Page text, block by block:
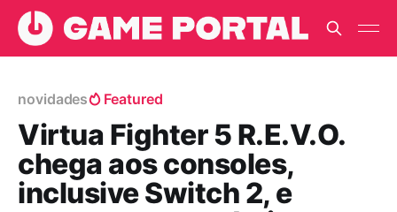
novidades Featured
Virtua Fighter 5 R.E.V.O.
chega aos consoles,
inclusive Switch 2, e